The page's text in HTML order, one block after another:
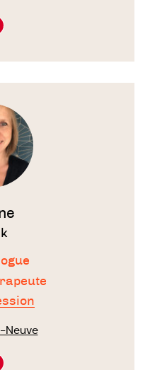
Neuve